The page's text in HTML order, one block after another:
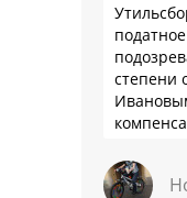
степени
что прям